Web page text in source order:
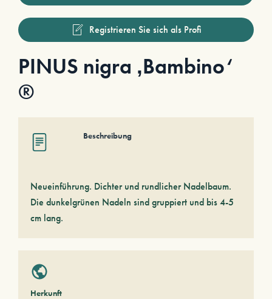
Registrieren Sie sich als Profi
PINUS nigra ‚Bambino‘
®
Beschreibung
Neueinführung. Dichter und rundlicher Nadelbaum.
Die dunkelgrünen Nadeln sind gruppiert und bis 4-5
cm lang.
Herkunft